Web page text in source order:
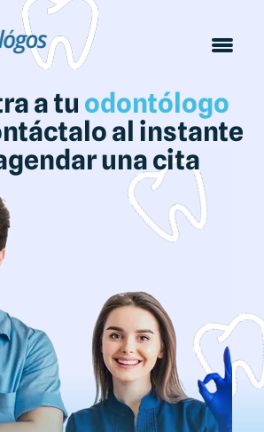
a tu odontólogo
al instante
una cita